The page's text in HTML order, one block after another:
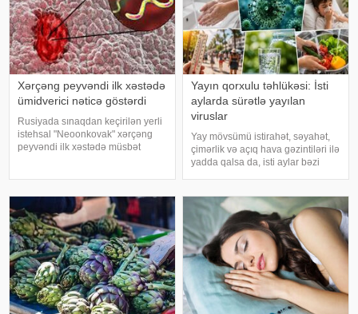
Xərçəng peyvəndi ilk xəstədə
ümidverici nəticə göstərdi
Rusiyada sınaqdan keçirilən yerli
istehsal "Neoonkovak" xərçəng
peyvəndi ilk xəstədə müsbət
Epidemiologiya və Mikrobiologiya
Mərkəzini
Yayın qorxulu təhlükəsi: İsti
aylarda sürətlə yayılan
viruslar
Yay mövsümü istirahət, səyahət,
çimərlik və açıq hava gəzintiləri ilə
yadda qalsa da, isti aylar bəzi
Buna səbəb təkcə yüksək
temperatur deyil. Açıq havad